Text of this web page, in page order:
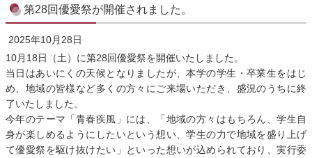
第28回優愛祭が開催されました。
2025年10月28日
10月18日（土）に第28回優愛祭を開催いたしました。
当日はあいにくの天候となりましたが、本学の学生・卒業生をはじ
め、地域の皆様など多くの方々にご来場いただき、盛況のうちに終
了いたしました。
今年のテーマ「青春疾風」には、「地域の方々はもちろん、学生自
身が楽しめるようにしたいという想い、学生の力で地域を盛り上げ
て優愛祭を駆け抜けたい」といった想いが込められており、実行委